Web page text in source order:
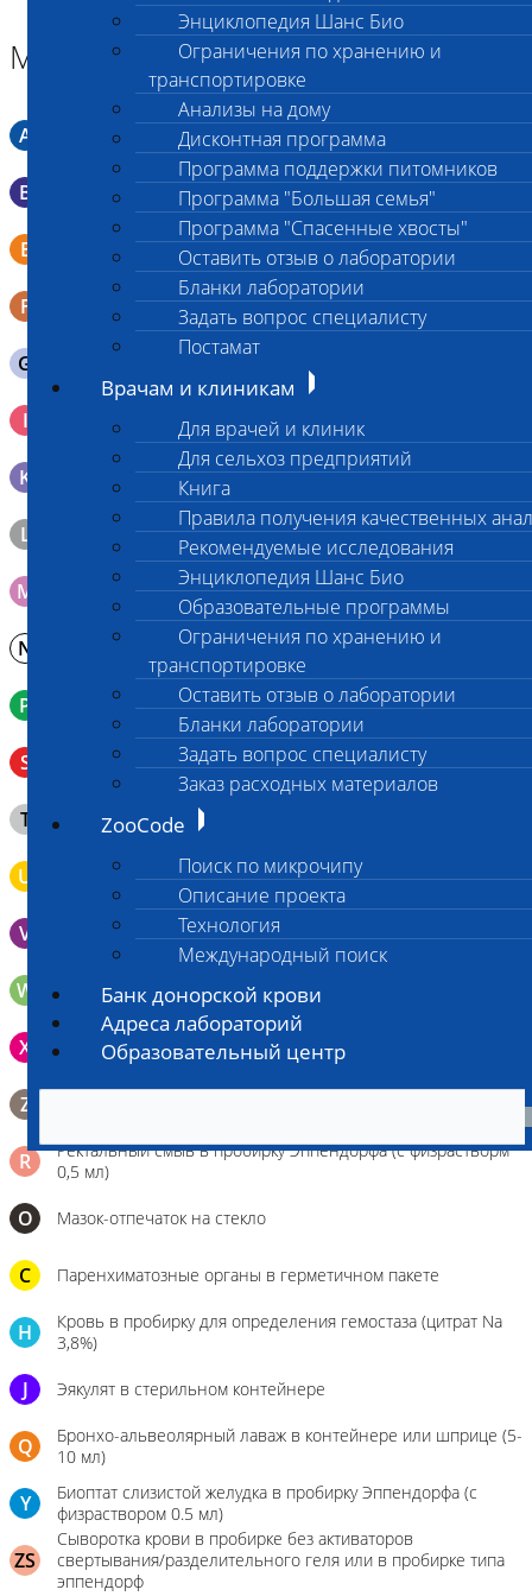
Энциклопедия Шанс Био
Ограничения по хранению и
транспортировке
Анализы на дому
Дисконтная программа
Программа поддержки питомников
Программа "Большая семья"
Программа "Спасенные хвосты"
Оставить отзыв о лаборатории
Бланки лаборатории
Задать вопрос специалисту
Постамат
Врачам и клиникам
Для врачей и клиник
Для сельхоз предприятий
Книга
Правила получения качественных
Рекомендуемые исследования
Энциклопедия Шанс Био
Образовательные программы
Ограничения по хранению и
транспортировке
Оставить отзыв о лаборатории
Бланки лаборатории
Задать вопрос специалисту
Заказ расходных материалов
ZooCode
Поиск по микрочипу
Описание проекта
Технология
Международный поиск
Банк донорской крови
Адреса лабораторий
Образовательный центр
Материал
A Мазок в пробирку со средой Кери-Блера
B Мазок в пробирку со средой Эймса (Стюарта)
E
Смывы со слизистых в пробирку Эппендорфа (с
физраствором 0.5 мл)
F Кал в контейнере с ложечкой
G
I
генетических исследований
K Образец тканей в контейнере с 10% раствором формалина
L Материал берется только в лаборатории!
M Мазок на стекло
N Молоко в контейнере 10-30 мл
P Кровь в пробирку с К3ЭДТА (К2ЭДТА)
S
Венозная кровь в пробирке с активатором свертывания
без разделительного геля
T
Клещ (не более 2 шт.), плотно закрытая сухая пробирка
типа Эппендорф
U Моча во флаконе 5 - 10 мл
V Выпоты и биологические жидкости в контейнере
W Волос (шерсть) в пробирке Эппендорфа
X
Зонд щеточка с буккальным эпителием с внутренней
поверхности щеки (эпителием слизистой оболочки щеки)
Z
Биопсийный эндоскопический материал в 10% растворе
R
Ректальный смыв в пробирку Эппендорфа (с физрастворм
0,5 мл)
О Мазок-отпечаток на стекло
C Паренхиматозные органы в герметичном пакете
H
Кровь в пробирку для определения гемостаза (цитрат Na
3,8%)
J Эякулят в стерильном контейнере
Q
Бронхо-альвеолярный лаваж в контейнере или шприце (5-
10 мл)
Y
Биоптат слизистой желудка в пробирку Эппендорфа (с
физраствором 0.5 мл)
ZS
Сыворотка крови в пробирке без активаторов
свертывания/разделительного геля или в пробирке типа
эппендорф